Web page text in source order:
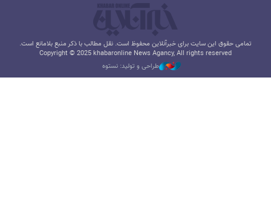
تمامی حقوق این سایت برای خبرآنلاین محفوظ است. نقل مطالب با ذکر منبع بلامانع است.
Copyright © 2025 khabaronline News Agancy, All rights reserved
طراحی و تولید: نستوه